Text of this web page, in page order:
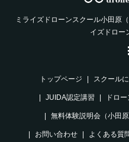
ミライズドローンスクール小田原
イズドロー
トップページ スクール
JUIDA認定講習 ドロ
無料体験説明会（小田原
お問い合わせ よくある質